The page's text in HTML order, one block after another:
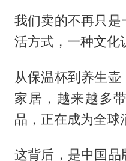
我们卖的不再只是
活方式，一种文化
从保温杯到养生
家居，越来越多
品，正在成为全球
这背后，是中国品